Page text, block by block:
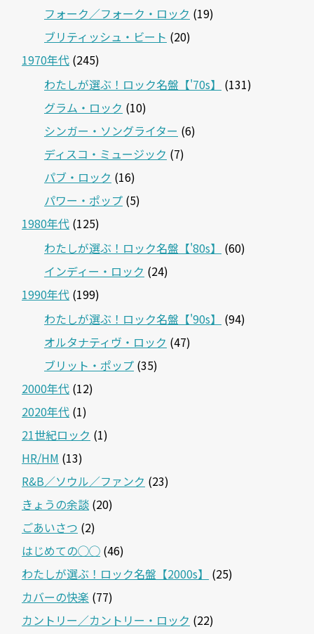
フォーク／フォーク・ロック (19)
ブリティッシュ・ビート (20)
1970年代 (245)
わたしが選ぶ！ロック名盤【'70s】
(131)
グラム・ロック (10)
シンガー・ソングライター (6)
ディスコ・ミュージック (7)
パブ・ロック (16)
パワー・ポップ (5)
1980年代 (125)
わたしが選ぶ！ロック名盤【'80s】
(60)
インディー・ロック (24)
1990年代 (199)
わたしが選ぶ！ロック名盤【'90s】
(94)
オルタナティヴ・ロック (47)
ブリット・ポップ (35)
2000年代 (12)
2020年代 (1)
21世紀ロック (1)
HR/HM (13)
R&B／ソウル／ファンク (23)
きょうの余談 (20)
ごあいさつ (2)
はじめての◯◯ (46)
わたしが選ぶ！ロック名盤【2000s】
(25)
カバーの快楽 (77)
カントリー／カントリー・ロック (22)